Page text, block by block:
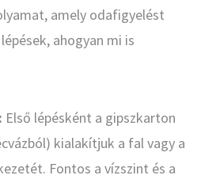
amely odafigyelést
ahogyan mi is
Első lépésként a gipszkarton
kialakítjuk a fal vagy a
Fontos a vízszint és a